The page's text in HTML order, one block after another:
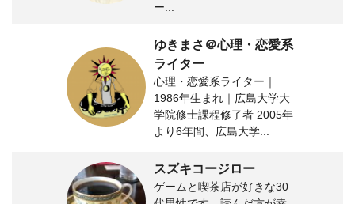
ー...
ゆきまさ＠心理・恋愛系
ライター
心理・恋愛系ライター｜
1986年生まれ｜広島大学大
学院修士課程修了者 2005年
より6年間、広島大学...
スズキコージロー
ゲームと喫茶店が好きな30